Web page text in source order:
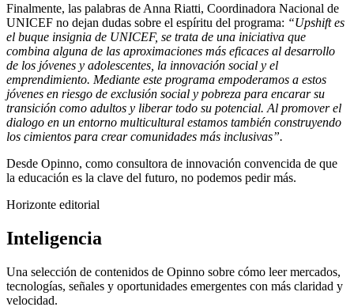
Finalmente, las palabras de Anna Riatti, Coordinadora Nacional de
UNICEF no dejan dudas sobre el espíritu del programa: “Upshift es
el buque insignia de UNICEF, se trata de una iniciativa que
combina alguna de las aproximaciones más eficaces al desarrollo
de los jóvenes y adolescentes, la innovación social y el
emprendimiento. Mediante este programa empoderamos a estos
jóvenes en riesgo de exclusión social y pobreza para encarar su
transición como adultos y liberar todo su potencial. Al promover el
dialogo en un entorno multicultural estamos también construyendo
los cimientos para crear comunidades más inclusivas”.
Desde Opinno, como consultora de innovación convencida de que
la educación es la clave del futuro, no podemos pedir más.
Horizonte editorial
Inteligencia
Una selección de contenidos de Opinno sobre cómo leer mercados,
tecnologías, señales y oportunidades emergentes con más claridad y
velocidad.